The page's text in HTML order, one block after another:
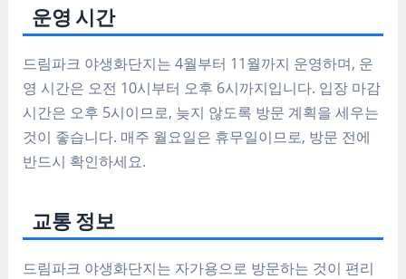
운영 시간
드림파크 야생화단지는4월부터 11월까지 운영하며, 운
영 시간은 오전 10시부터 오후 6시까지입니다. 입장 마감
시간은 오후 5시이므로, 늦지 않도록 방문 계획을 세우는
것이 좋습니다. 매주 월요일은 휴무일이므로, 방문 전에
반드시 확인하세요.
교통 정보
드림파크 야생화단지는 자가용으로 방문하는 것이 편리